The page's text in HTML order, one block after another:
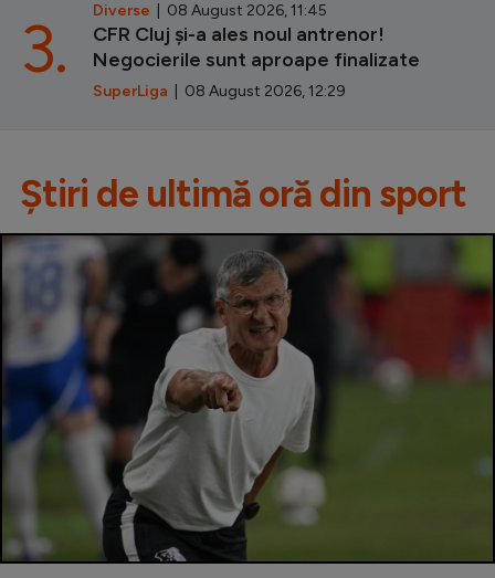
Diverse | 08 August 2026, 11:45
CFR Cluj și-a ales noul antrenor!
Negocierile sunt aproape finalizate
SuperLiga | 08 August 2026, 12:29
3.
Știri de ultimă oră din sport